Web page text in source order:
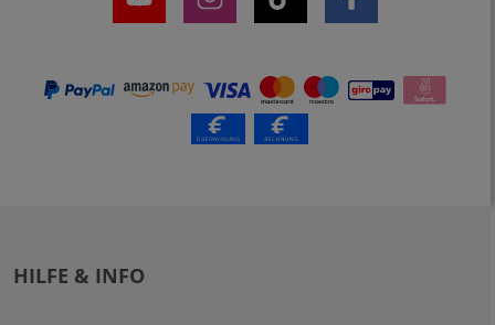
HILFE & INFO